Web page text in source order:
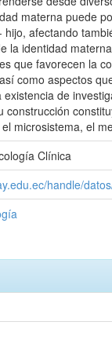
materna puede
afectando
la identidad
que favorecen la
como aspectos
existencia de
construcción
microsistema, el
Clínica
handle/